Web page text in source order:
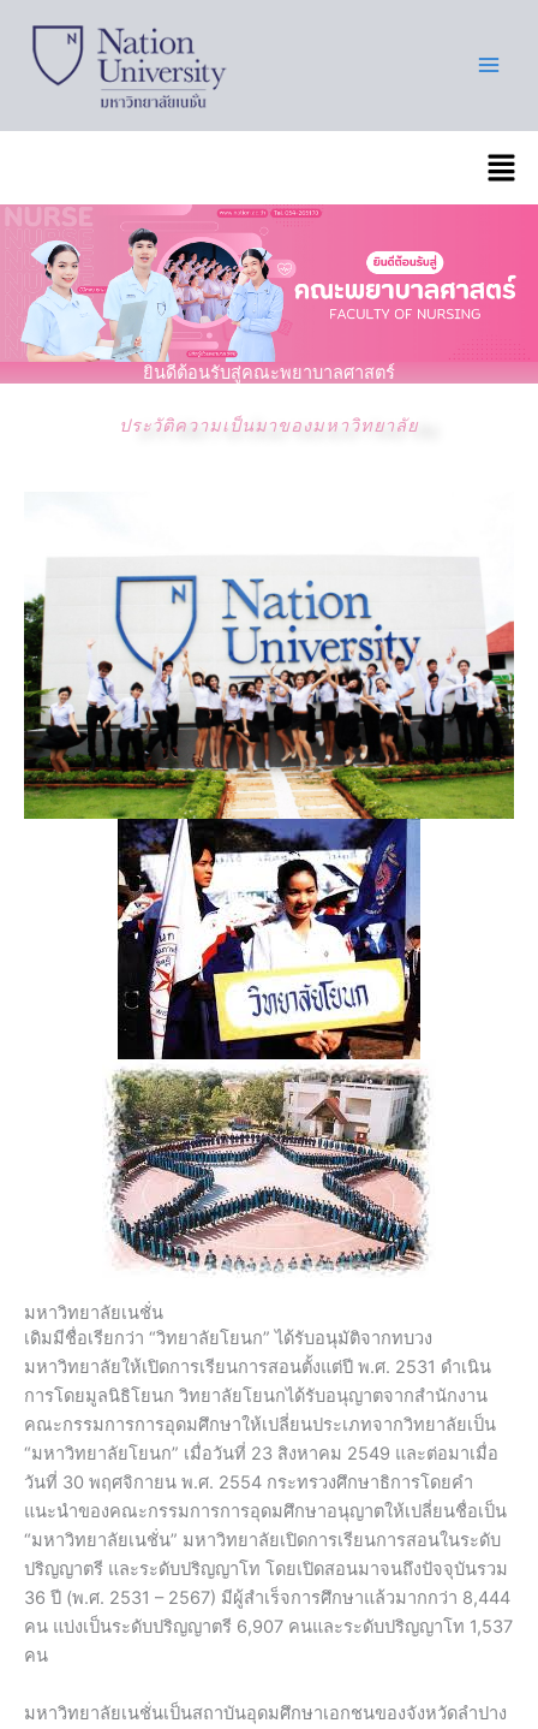
content
เมนู
ยินดีต้อนรับสู่คณะพยาบาลศาสตร์
ประวัติความเป็นมาของมหาวิทยาลัย
มหาวิทยาลัยเนชั่น
เดิมมีชื่อเรียกว่า “วิทยาลัยโยนก” ได้รับอนุมัติจากทบวง
มหาวิทยาลัยให้เปิดการเรียนการสอนตั้งแต่ปี พ.ศ. 2531 ดำเนิน
การโดยมูลนิธิโยนก วิทยาลัยโยนกได้รับอนุญาตจากสำนักงาน
คณะกรรมการการอุดมศึกษาให้เปลี่ยนประเภทจากวิทยาลัยเป็น
“มหาวิทยาลัยโยนก” เมื่อวันที่ 23 สิงหาคม 2549 และต่อมาเมื่อ
วันที่ 30 พฤศจิกายน พ.ศ. 2554 กระทรวงศึกษาธิการโดยคำ
แนะนำของคณะกรรมการการอุดมศึกษาอนุญาตให้เปลี่ยนชื่อเป็น
“มหาวิทยาลัยเนชั่น” มหาวิทยาลัยเปิดการเรียนการสอนในระดับ
ปริญญาตรี และระดับปริญญาโท โดยเปิดสอนมาจนถึงปัจจุบันรวม
36 ปี (พ.ศ. 2531 – 2567) มีผู้สำเร็จการศึกษาแล้วมากกว่า 8,444
คน แบ่งเป็นระดับปริญญาตรี 6,907 คนและระดับปริญญาโท 1,537
คน
มหาวิทยาลัยเนชั่นเป็นสถาบันอุดมศึกษาเอกชนของจังหวัดลำปาง